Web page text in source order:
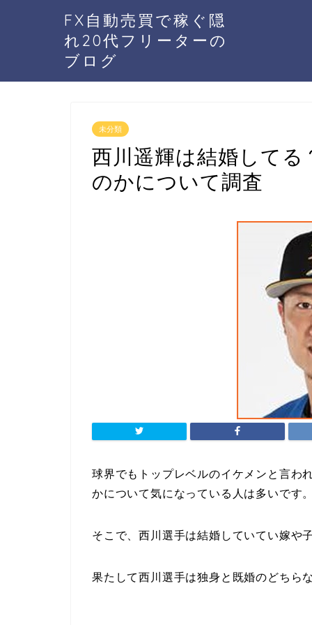
FX自動売買で稼ぐ隠
れ20代フリーターの
ブログ
未分類
西川遥輝は結婚して
のかについて調査
球界でもトップレベルのイケメンと言わ
かについて気になっている人は多いです
そこで、西川選手は結婚していてい嫁や
果たして西川選手は独身と既婚のどちら